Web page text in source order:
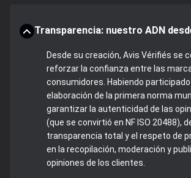
Transparencia: nuestro ADN
Desde su creación, Avis Vérifiés se
reforzar la confianza entre las
consumidores. Habiendo participado
elaboración de la primera norma
garantizar la autenticidad de las
(que se convirtió en NF ISO 20488),
transparencia total y el respeto de
en la recopilación, moderación y
opiniones de los clientes.